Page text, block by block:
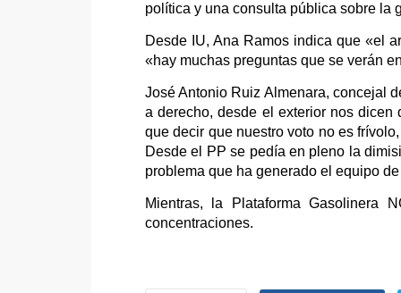
política y una consulta pública sobre la
Desde IU, Ana Ramos indica que «el
«hay muchas preguntas que se verán
José Antonio Ruiz Almenara, concejal
a derecho, desde el exterior nos
que decir que nuestro voto no es
Desde el PP se pedía en pleno la
problema que ha generado el equipo
Mientras, la Plataforma Gasolinera
concentraciones.